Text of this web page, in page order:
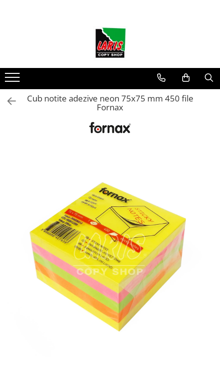
Instrumente de scris
Seturi instrumente de scris
Rollere & Finelinere
Cartuse cu cerneala
Radiere
Pix corector
Banda corectoare
Pic-uri cu rescriere
Fluid corector
Mine pentru creioane mecanice
Cub notite adezive neon 75x75 mm 450 file
Fornax